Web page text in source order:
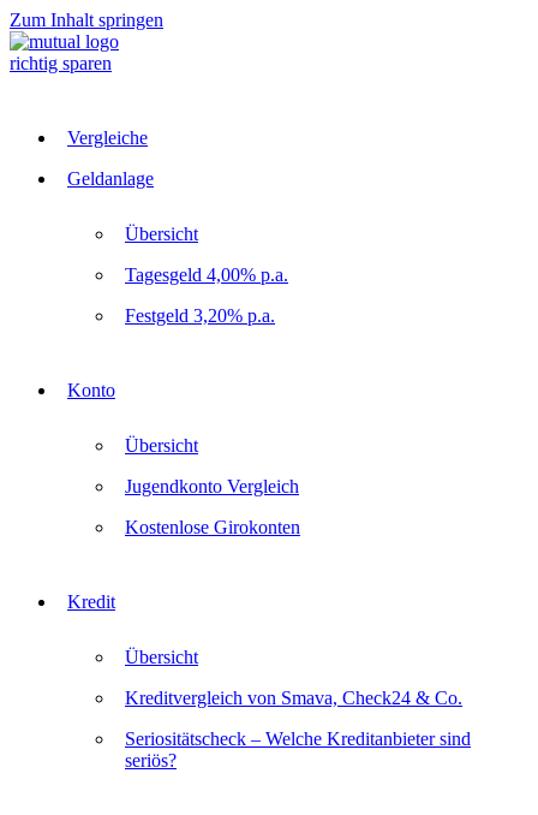
Zum Inhalt springen
richtig sparen
Vergleiche
Geldanlage
Übersicht
Tagesgeld 4,00% p.a.
Festgeld 3,20% p.a.
Konto
Übersicht
Jugendkonto Vergleich
Kostenlose Girokonten
Kredit
Übersicht
Kreditvergleich von Smava, Check24 & Co.
Seriositätscheck – Welche Kreditanbieter sind
seriös?